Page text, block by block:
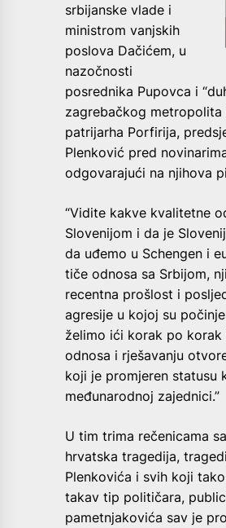
srbijanske vlade i
ministrom vanjskih
poslova Dačićem, u
nazočnosti
posrednika Pupovca i
zagrebačkog metropolita
patrijarha Porfirija,
Plenković pred
odgovarajući na njihova
“Vidite kakve kvalitetne
Slovenijom i da je
da uđemo u Schengen i
tiče odnosa sa Srbijom,
recentna prošlost i
agresije u kojoj su
želimo ići korak po
odnosa i rješavanju
koji je promjeren statusu
međunarodnoj zajednici.”
U tim trima rečenicama
hrvatska tragedija,
Plenkovića i svih koji
takav tip političara,
pametnjakovića sav je